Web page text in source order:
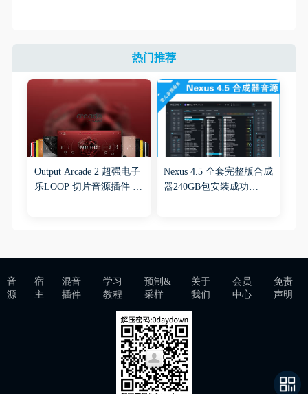
热门推荐
Output Arcade 2 超强电子
乐LOOP 切片音源插件 特
Nexus 4.5 全套完整版合成
器240GB包安装成功
音
源
宿
主
混音
插件
学习
教程
预制&
采样
关于
我们
会员
中心
免责
声明